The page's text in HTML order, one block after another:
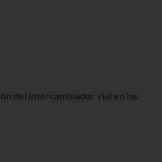
del intercambiador vial en las